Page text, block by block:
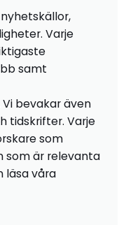
Varje
samt
Vi bevakar även
tidskrifter. Varje
som
som är relevanta
läsa våra